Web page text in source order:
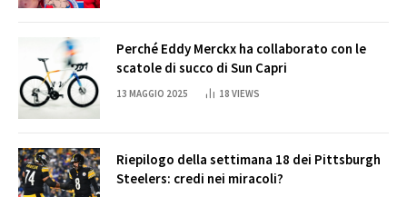
Perché Eddy Merckx ha collaborato con le
scatole di succo di Sun Capri
13 MAGGIO 2025 18 VIEWS
Riepilogo della settimana 18 dei Pittsburgh
Steelers: credi nei miracoli?